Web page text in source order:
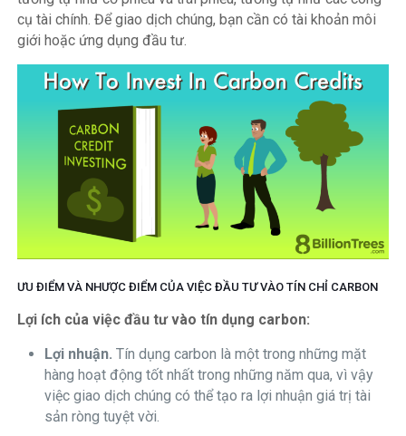
cụ tài chính. Để giao dịch chúng, bạn cần có tài khoản môi
giới hoặc ứng dụng đầu tư.
ƯU ĐIỂM VÀ NHƯỢC ĐIỂM CỦA VIỆC ĐẦU TƯ VÀO TÍN CHỈ CARBON
Lợi ích của việc đầu tư vào tín dụng carbon:
Lợi nhuận. Tín dụng carbon là một trong những mặt
hàng hoạt động tốt nhất trong những năm qua, vì vậy
việc giao dịch chúng có thể tạo ra lợi nhuận giá trị tài
sản ròng tuyệt vời.